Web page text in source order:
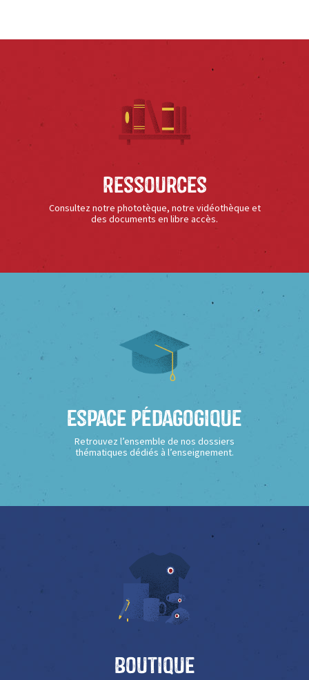
Ressources
Consultez notre phototèque, notre vidéothèque et
des documents en libre accès.
Espace Pédagogique
Retrouvez l’ensemble de nos dossiers
thématiques dédiés à l’enseignement.
Boutique